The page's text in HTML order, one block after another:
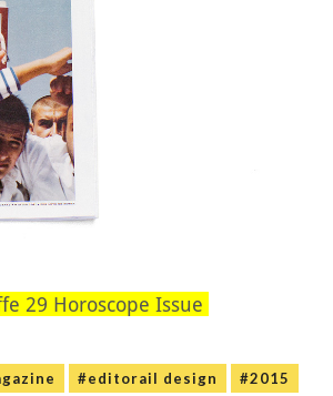
29 Horoscope Issue
#editorail design #2015